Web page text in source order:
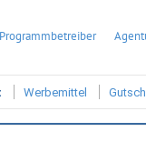
Programmbetreiber
Werbemittel